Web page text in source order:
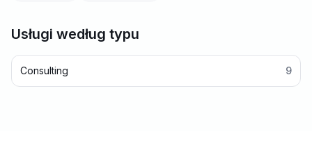
Usługi według typu
Consulting 9